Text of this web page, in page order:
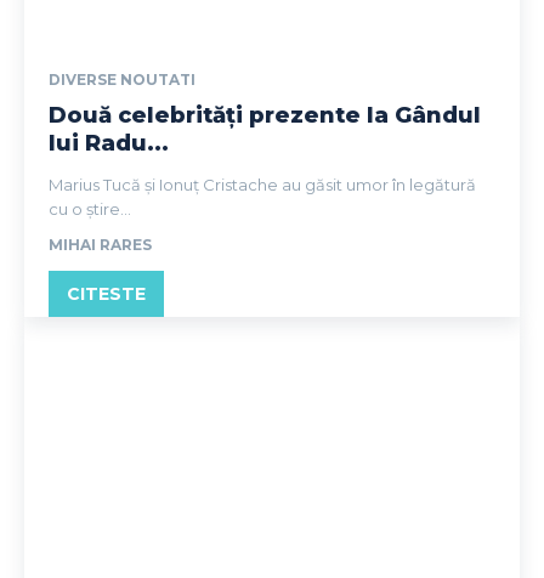
DIVERSE NOUTATI
Două celebrități prezente la Gândul
lui Radu...
Marius Tucă și Ionuț Cristache au găsit umor în legătură
cu o știre...
MIHAI RARES
CITESTE